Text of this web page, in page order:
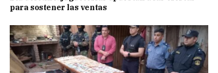
para sostener las ventas